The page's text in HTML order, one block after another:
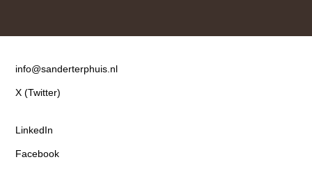
Contact
info@sanderterphuis.nl
X (Twitter)
LinkedIn
Facebook